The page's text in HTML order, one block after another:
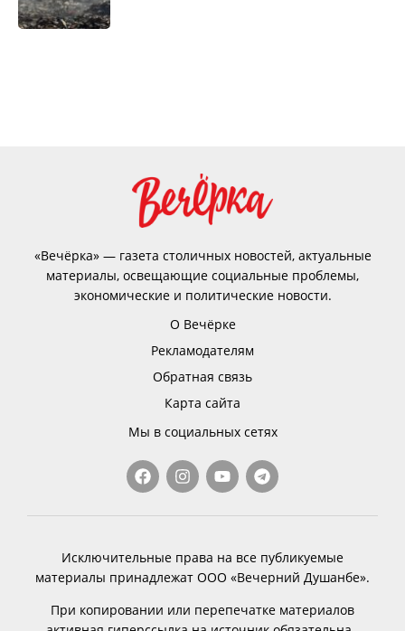
«Вечёрка» — газета столичных новостей, актуальные
материалы, освещающие социальные проблемы,
экономические и политические новости.
О Вечёрке
Рекламодателям
Обратная связь
Карта сайта
Мы в социальных сетях
Исключительные права на все публикуемые
материалы принадлежат ООО «Вечерний Душанбе».
При копировании или перепечатке материалов